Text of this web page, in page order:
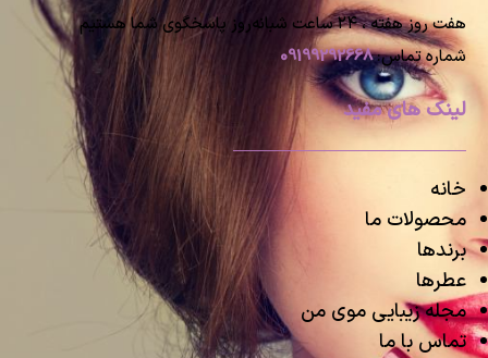
هفت روز هفته ، ۲۴ ساعت شبانه‌روز پاسخگوی شما هستیم
شماره تماس:09199292668
لینک های مفید
خانه
محصولات ما
برندها
عطرها
مجله زیبایی موی من
تماس با ما